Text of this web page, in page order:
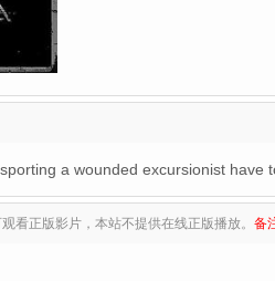
a wounded excursionist have
看正版影片，本站不提供在线正版播放。 备